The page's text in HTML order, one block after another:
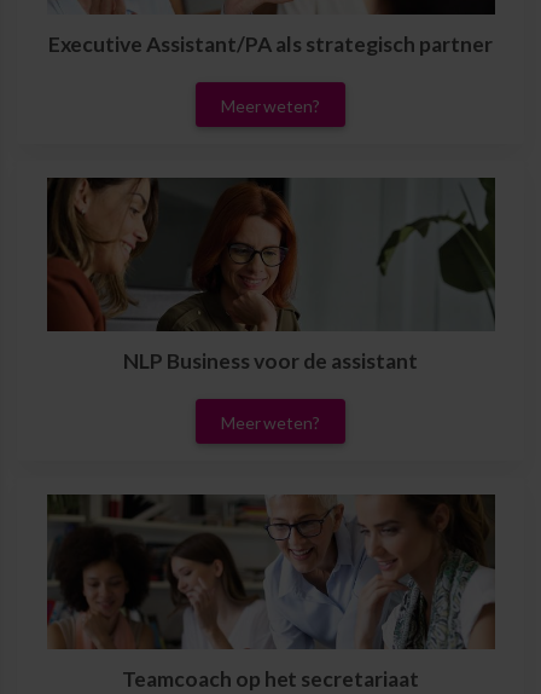
Executive Assistant/PA als strategisch partner
Meer weten?
NLP Business voor de assistant
Meer weten?
Teamcoach op het secretariaat